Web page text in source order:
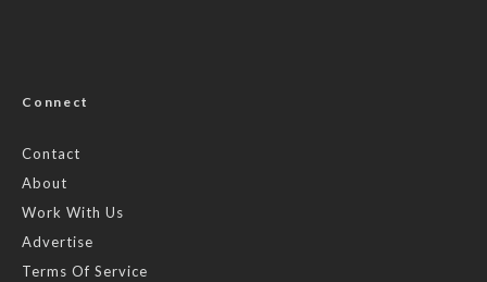
Connect
Contact
About
Work With Us
Advertise
Terms Of Service